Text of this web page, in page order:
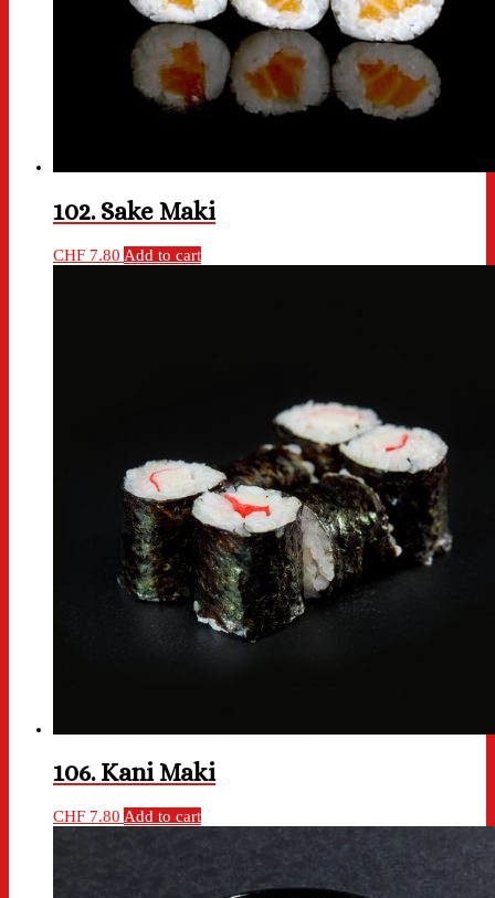
102. Sake Maki
CHF 7.80 Add to cart
106. Kani Maki
CHF 7.80 Add to cart